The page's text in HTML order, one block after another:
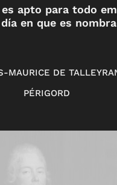
apto para todo
en que es
MAURICE DE
PÉRIGORD